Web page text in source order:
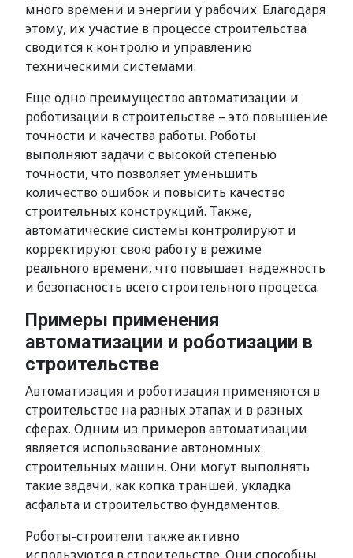
много времени и энергии у рабочих. Благодаря
этому, их участие в процессе строительства
сводится к контролю и управлению
техническими системами.
Еще одно преимущество автоматизации и
роботизации в строительстве – это повышение
точности и качества работы. Роботы
выполняют задачи с высокой степенью
точности, что позволяет уменьшить
количество ошибок и повысить качество
строительных конструкций. Также,
автоматические системы контролируют и
корректируют свою работу в режиме
реального времени, что повышает надежность
и безопасность всего строительного процесса.
Примеры применения
автоматизации и роботизации в
строительстве
Автоматизация и роботизация применяются в
строительстве на разных этапах и в разных
сферах. Одним из примеров автоматизации
является использование автономных
строительных машин. Они могут выполнять
такие задачи, как копка траншей, укладка
асфальта и строительство фундаментов.
Роботы-строители также активно